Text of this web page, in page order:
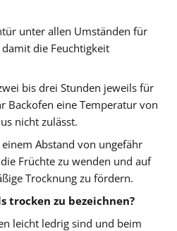
unter allen Umständen für
die Feuchtigkeit
bis drei Stunden jeweils für
Backofen eine Temperatur von
nicht zulässt.
Abstand von ungefähr
Früchte zu wenden und auf
Trocknung zu fördern.
trocken zu bezeichnen?
leicht ledrig sind und beim